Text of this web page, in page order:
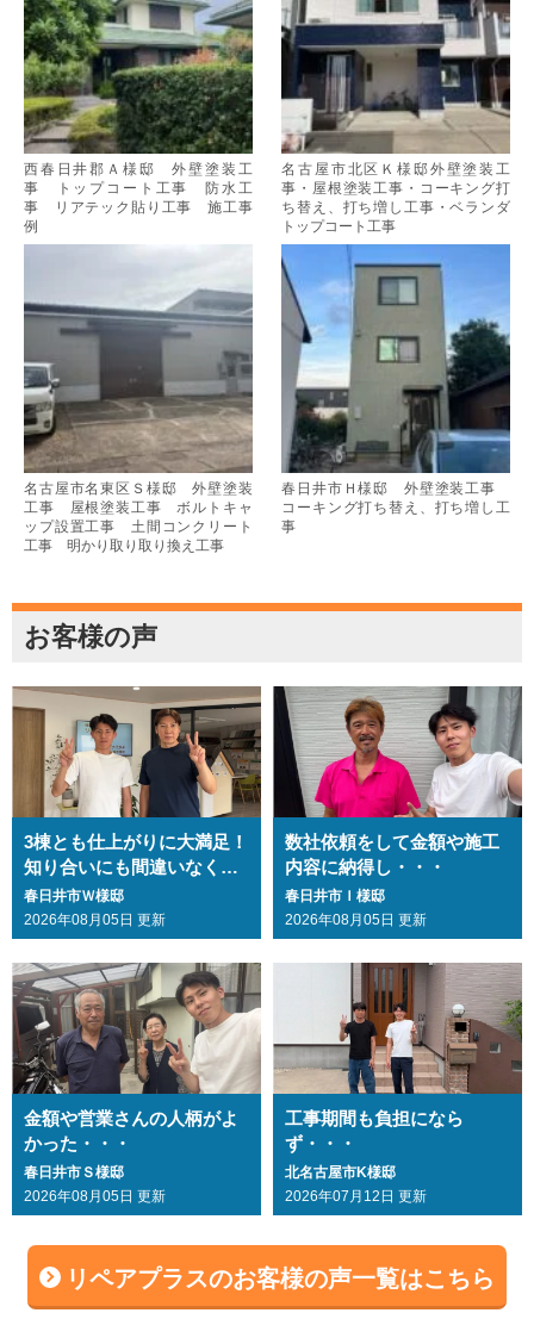
西春日井郡Ａ様邸 外壁塗装工
事 トップコート工事 防水工
事 リアテック貼り工事 施工事
例
名古屋市北区Ｋ様邸外壁塗装工
事・屋根塗装工事・コーキング打
ち替え、打ち増し工事・ベランダ
トップコート工事
名古屋市名東区Ｓ様邸 外壁塗装
工事 屋根塗装工事 ボルトキャ
ップ設置工事 土間コンクリート
工事 明かり取り取り換え工事
春日井市Ｈ様邸 外壁塗装工事
コーキング打ち替え、打ち増し工
事
お客様の声
3棟とも仕上がりに大満足！
知り合いにも間違いなくお
勧めします・・・
春日井市Ｗ様邸
2026年08月05日 更新
数社依頼をして金額や施工
内容に納得し・・・
春日井市Ｉ様邸
2026年08月05日 更新
金額や営業さんの人柄がよ
かった・・・
春日井市Ｓ様邸
2026年08月05日 更新
工事期間も負担になら
ず・・・
北名古屋市K様邸
2026年07月12日 更新
リペアプラスのお客様の声一覧はこちら